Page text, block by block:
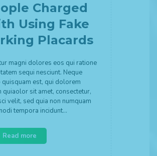
Charged
Using Fake
Placards
magni dolores eos qui ratione
sequi nesciunt. Neque
est, qui dolorem
quiaolor sit amet, consectetur,
velit, sed quia non numquam
tempora incidunt…
Read more